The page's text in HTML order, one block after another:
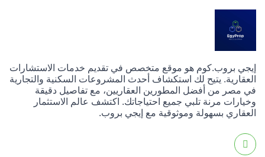
إيجي بروب.كوم هو موقع متخصص في تقديم خدمات الاستشارات
العقارية. يتيح لك استكشاف أحدث المشروعات السكنية والتجارية
في مصر من أفضل المطورين العقاريين، مع تفاصيل دقيقة
وخيارات مرنة تلبي جميع احتياجاتك. اكتشف عالم الاستثمار
العقاري بسهولة وموثوقية مع إيجي بروب.